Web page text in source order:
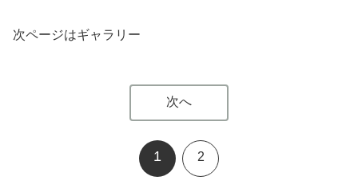
次ページはギャラリー
次へ
1 2